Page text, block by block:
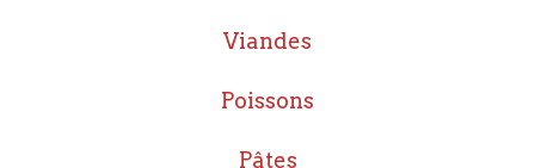
Viandes
Poissons
Pâtes